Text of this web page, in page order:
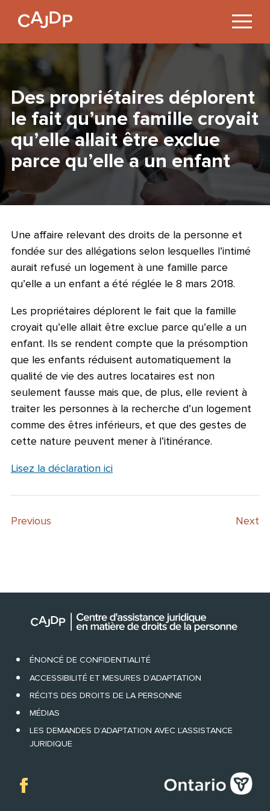
Des propriétaires déplorent
le fait qu’une famille croyait
qu’elle allait être exclue
parce qu’elle a un enfant
Une affaire relevant des droits de la personne et
fondée sur des allégations selon lesquelles l’intimé
aurait refusé un logement à une famille parce
qu’elle a un enfant a été réglée le 8 mars 2018.
Les propriétaires déplorent le fait que la famille
croyait qu’elle allait être exclue parce qu’elle a un
enfant. Ils se rendent compte que la présomption
que les enfants réduisent automatiquement la
qualité de vie des autres locataires est non
seulement fausse mais que, de plus, elle revient à
traiter les personnes à la recherche d’un logement
comme des êtres inférieurs, et que des gestes de
cette nature peuvent mener à l’itinérance.
Lisez la déclaration ici
Previous Next
ÉNONCÉ DE CONFIDENTIALITÉ
ACCESSIBILITÉ ET MESURES D’ADAPTATION
RÉCITS DES DROITS DE LA PERSONNE
MÉDIAS
LES DEMANDES D’ADAPTATION AVEC L’ASSISTANCE
JURIDIQUE
Facebook